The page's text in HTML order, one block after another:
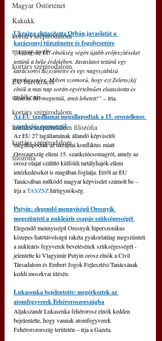
Magyar Őstörténet
Kakukk
kortárs szépirodalom
magyar nyelv
kortárs szépirodalom
EU bürokrácia
emlékezés
kortárs szépirodalom
kortárs szépirodalom filozófia
kortárs szépirodalom
filozófia
Ukrajna elutasította Orbán javaslatát a
karácsonyi tűzszünetre és fogolycserére
„A magyar EU-elnökség végén újabb erőfeszítéseket
tettünk a béke érdekében. Javaslatot tettünk egy
karácsonyi tűzszünetre és egy nagyszabású
fogolycserére. Milyen szomorú, hogy ezt Zelenszkij
elnök a mai nap során egyértelműen elutasította és
kizárta. Mi megtettük, amit lehetett!” – írta.
Az EU tagállamai megállapodtak a 15. oroszellenes
szankciós csomagról
Az EU 27 tagállamának állandó képviselői
megállapodtak az ukrajnai konfliktus miatt
Oroszország elleni 15. szankciócsomagról, amely az
orosz olajat szállító külföldi tartályhajók elleni
intézkedéseket is magában foglalja. Erről az EU
Tanácsában működő magyar képviselet számolt be –
írja a TASZSZ hírügynökség.
Putyin: elegendő mennyiségű Oresnyik
megszünteti a nukleáris csapás szükségességét
Elegendő mennyiségű Oresnyik hiperszonikus
közepes hatótávolságú rakéta gyakorlatilag megszünteti
a nukleáris fegyverek bevetésének szükségességét -
jelentette ki Vlagyimir Putyin orosz elnök a Civil
Társadalom és Emberi Jogok Fejlesztési Tanácsának
keddi moszkvai ülésén.
Lukasenka bejelentette: megérkeztek az
atomfegyverek Fehéroroszországba
Aljakszandr Lukasenka fehérorosz elnök kedden
bejelentette, hogy vannak atomfegyverek
Fehérorszország területén – írja a Gazeta.